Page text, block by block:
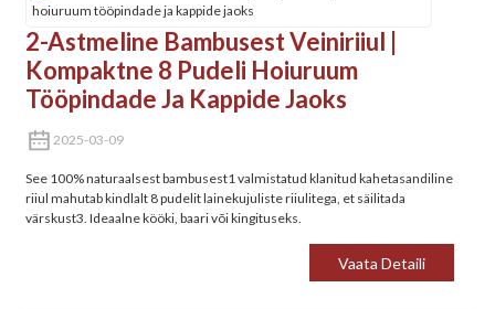
2-Astmeline Bambusest Veiniriiul |
Kompaktne 8 Pudeli Hoiuruum
Tööpindade Ja Kappide Jaoks
2025-03-09
See 100% naturaalsest bambusest‌1 valmistatud klanitud kahetasandiline
riiul mahutab kindlalt 8 pudelit lainekujuliste riiulitega, et säilitada
värskust‌3. Ideaalne kööki, baari või kingituseks.
Vaata Detaili